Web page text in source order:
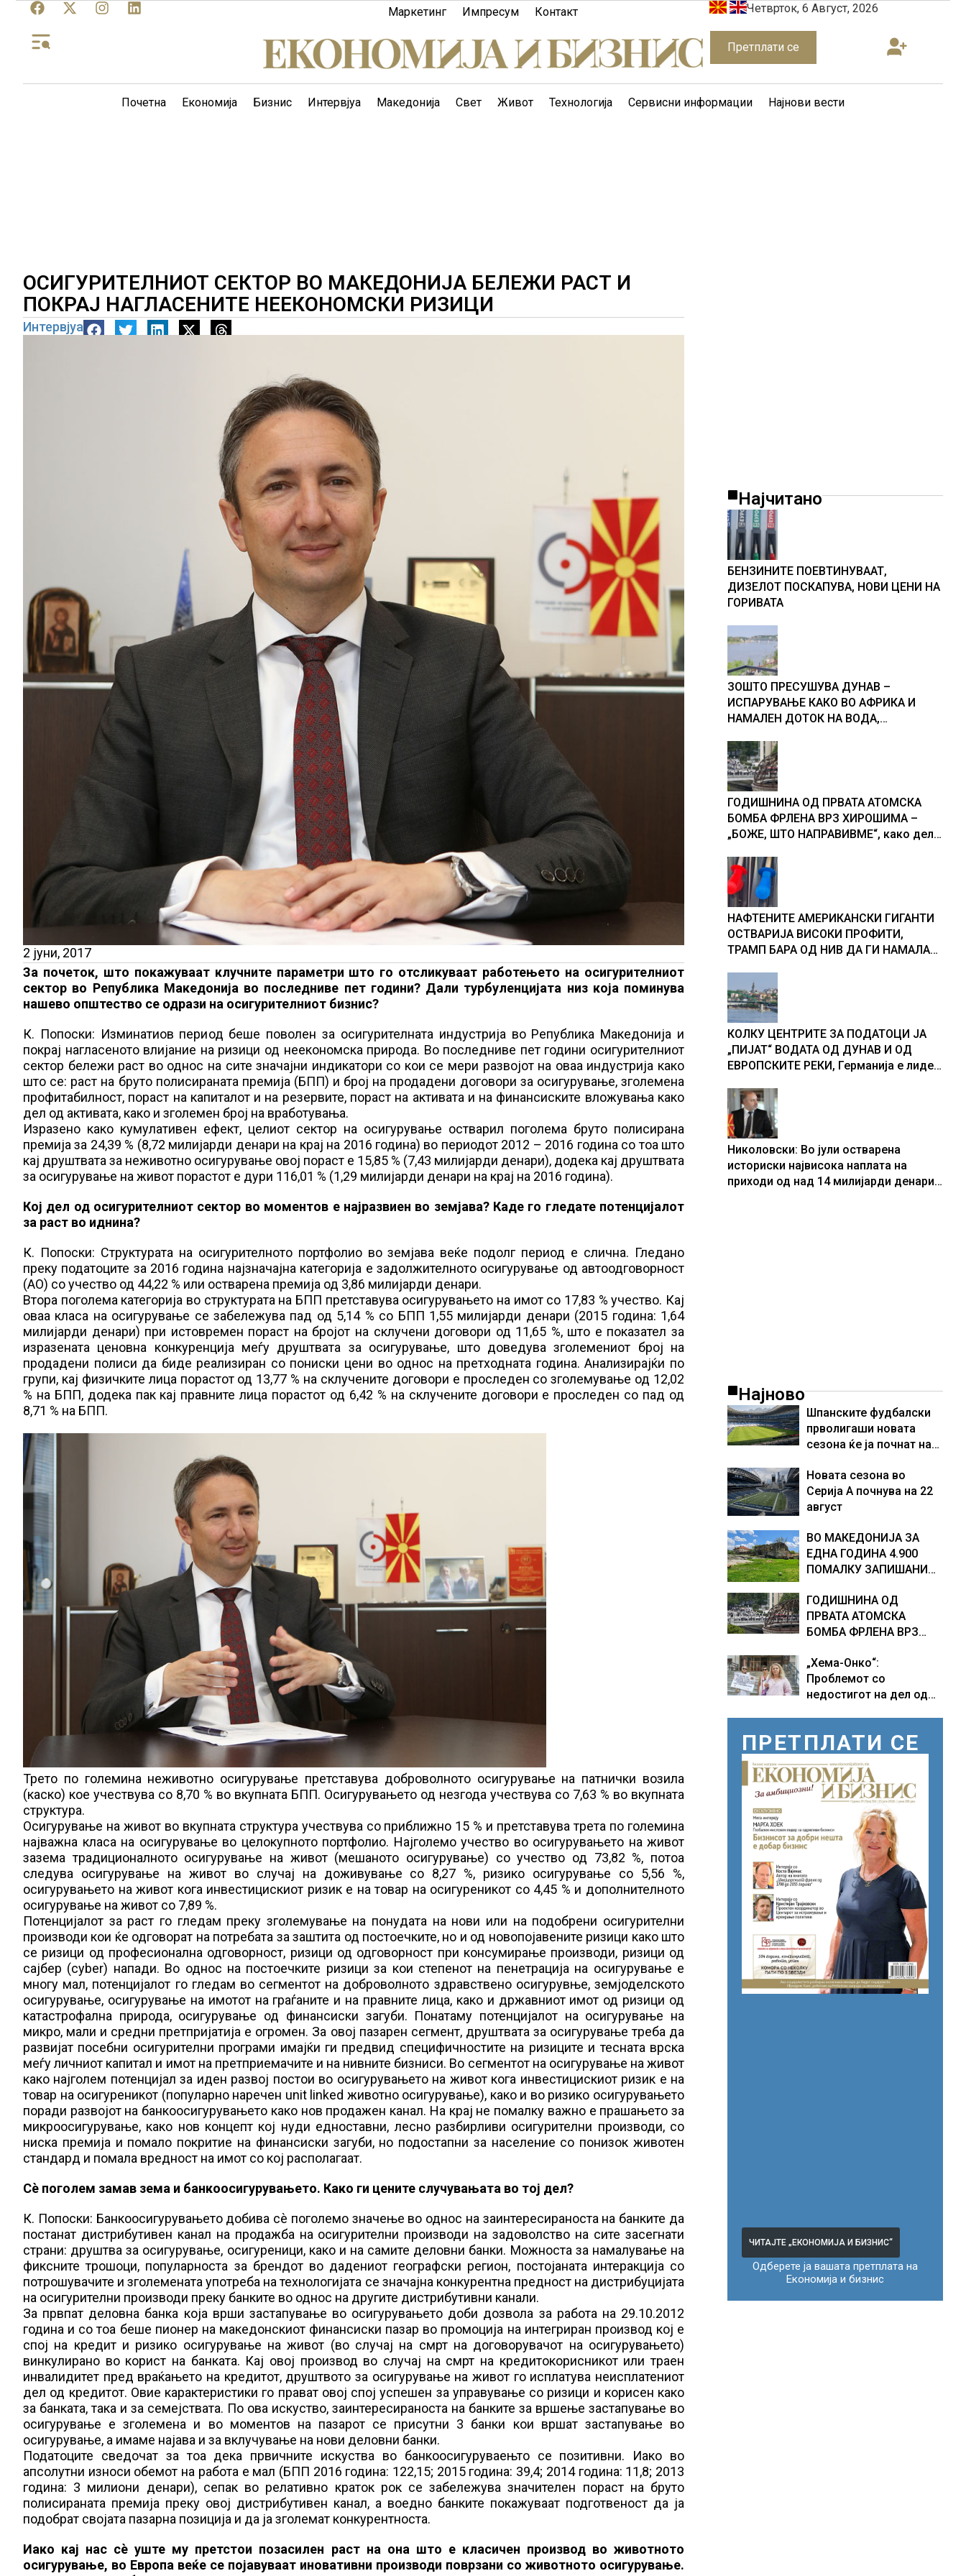
Маркетинг Импресум Контакт Четврток, 6 Август, 2026
Претплати се
Почетна Економија Бизнис Интервјуа Македонија Свет Живот Технологија Сервисни информации Најнови вести
ОСИГУРИТЕЛНИОТ СЕКТОР ВО МАКЕДОНИЈА БЕЛЕЖИ РАСТ И
ПОКРАЈ НАГЛАСЕНИТЕ НЕЕКОНОМСКИ РИЗИЦИ
Интервјуа
2 јуни, 2017
За почеток, што покажуваат клучните параметри што го отсликуваат работењето на осигурителниот
сектор во Република Македонија во последниве пет години? Дали турбуленцијата низ која поминува
нашево општество се одрази на осигурителниот бизнис?
К. Попоски: Изминатиов период беше поволен за осигурителната индустрија во Република Македонија и
покрај нагласеното влијание на ризици од неекономска природа. Во последниве пет години осигурителниот
сектор бележи раст во однос на сите значајни индикатори со кои се мери развојот на оваа индустрија како
што се: раст на бруто полисираната премија (БПП) и број на продадени договори за осигурување, зголемена
профитабилност, пораст на капиталот и на резервите, пораст на активата и на финансиските вложувања како
дел од активата, како и зголемен број на вработувања.
Изразено како кумулативен ефект, целиот сектор на осигурување остварил поголема бруто полисирана
премија за 24,39 % (8,72 милијарди денари на крај на 2016 година) во периодот 2012 – 2016 година со тоа што
кај друштвата за неживотно осигурување овој пораст е 15,85 % (7,43 милијарди денари), додека кај друштвата
за осигурување на живот порастот е дури 116,01 % (1,29 милијарди денари на крај на 2016 година).
Кој дел од осигурителниот сектор во моментов е најразвиен во земјава? Каде го гледате потенцијалот
за раст во иднина?
К. Попоски: Структурата на осигурителното портфолио во земјава веќе подолг период е слична. Гледано
преку податоците за 2016 година најзначајна категорија е задолжителното осигурување од автоодговорност
(АО) со учество од 44,22 % или остварена премија од 3,86 милијарди денари.
Втора поголема категорија во структурата на БПП претставува осигурувањето на имот со 17,83 % учество. Кај
оваа класа на осигурување се забележува пад од 5,14 % со БПП 1,55 милијарди денари (2015 година: 1,64
милијарди денари) при истовремен пораст на бројот на склучени договори од 11,65 %, што е показател за
изразената ценовна конкуренција меѓу друштвата за осигурување, што доведува зголемениот број на
продадени полиси да биде реализиран со пониски цени во однос на претходната година. Анализирајќи по
групи, кај физичките лица порастот од 13,77 % на склучените договори е проследен со зголемување од 12,02
% на БПП, додека пак кај правните лица порастот од 6,42 % на склучените договори е проследен со пад од
8,71 % на БПП.
Трето по големина неживотно осигурување претставува доброволното осигурување на патнички возила
(каско) кое учествува со 8,70 % во вкупната БПП. Осигурувањето од незгода учествува со 7,63 % во вкупната
структура.
Осигурување на живот во вкупната структура учествува со приближно 15 % и претставува трета по големина
најважна класа на осигурување во целокупното портфолио. Најголемо учество во осигурувањето на живот
зазема традиционалното осигурување на живот (мешаното осигурување) со учество од 73,82 %, потоа
следува осигурување на живот во случај на доживување со 8,27 %, ризико осигурување со 5,56 %,
осигурувањето на живот кога инвестицискиот ризик е на товар на осигуреникот со 4,45 % и дополнителното
осигурување на живот со 7,89 %.
Потенцијалот за раст го гледам преку зголемување на понудата на нови или на подобрени осигурителни
производи кои ќе одговорат на потребата за заштита од постоечките, но и од новопојавените ризици како што
се ризици од професионална одговорност, ризици од одговорност при консумирање производи, ризици од
сајбер (cyber) напади. Во однос на постоечките ризици за кои степенот на пенетрација на осигурување е
многу мал, потенцијалот го гледам во сегментот на доброволното здравствено осигурувње, земјоделското
осигурување, осигурување на имотот на граѓаните и на правните лица, како и државниот имот од ризици од
катастрофална природа, осигурување од финансиски загуби. Понатаму потенцијалот на осигурување на
микро, мали и средни претпријатија е огромен. За овој пазарен сегмент, друштвата за осигурување треба да
развијат посебни осигурителни програми имајќи ги предвид специфичностите на ризиците и тесната врска
меѓу личниот капитал и имот на претприемачите и на нивните бизниси. Во сегментот на осигурување на живот
како најголем потенцијал за иден развој постои во осигурувањето на живот кога инвестицискиот ризик е на
товар на осигуреникот (популарно наречен unit linked животно осигурување), како и во ризико осигурувањето
поради развојот на банкоосигурувањето како нов продажен канал. На крај не помалку важно е прашањето за
микроосигурување, како нов концепт кој нуди едноставни, лесно разбирливи осигурителни производи, со
ниска премија и помало покритие на финансиски загуби, но подостапни за население со понизок животен
стандард и помала вредност на имот со кој располагаат.
Сѐ поголем замав зема и банкоосигурувањето. Како ги цените случувањата во тој дел?
К. Попоски: Банкоосигурувањето добива сѐ поголемо значење во однос на заинтересираноста на банките да
постанат дистрибутивен канал на продажба на осигурителни производи на задоволство на сите засегнати
страни: друштва за осигурување, осигуреници, како и на самите деловни банки. Можноста за намалување на
фиксните трошоци, популарноста за брендот во дадениот географски регион, постојаната интеракција со
потрошувачите и зголемената употреба на технологијата се значајна конкурентна предност на дистрибуцијата
на осигурителни производи преку банките во однос на другите дистрибутивни канали.
За првпат деловна банка која врши застапување во осигурувањето доби дозвола за работа на 29.10.2012
година и со тоа беше пионер на македонскиот финансиски пазар во промоција на интегриран производ кој е
спој на кредит и ризико осигурување на живот (во случај на смрт на договорувачот на осигурувањето)
винкулирано во корист на банката. Кај овој производ во случај на смрт на кредитокорисникот или траен
инвалидитет пред враќањето на кредитот, друштвото за осигурување на живот го исплатува неисплатениот
дел од кредитот. Овие карактеристики го прават овој спој успешен за управување со ризици и корисен како
за банката, така и за семејствата. По ова искуство, заинтересираноста на банките за вршење застапување во
осигурување е зголемена и во моментов на пазарот се присутни 3 банки кои вршат застапување во
осигурување, а имаме најава и за вклучување на нови деловни банки.
Податоците сведочат за тоа дека првичните искуства во банкоосигуруваењто се позитивни. Иако во
апсолутни износи обемот на работа е мал (БПП 2016 година: 122,15; 2015 година: 39,4; 2014 година: 11,8; 2013
година: 3 милиони денари), сепак во релативно краток рок се забележува значителен пораст на бруто
полисираната премија преку овој дистрибутивен канал, а воедно банките покажуваат подготвеност да ја
подобрат својата пазарна позиција и да ја зголемат конкурентноста.
Иако кај нас сѐ уште му претстои позасилен раст на она што е класичен производ во животното
осигурување, во Европа веќе се појавуваат иновативни производи поврзани со животното осигурување.
Најчитано
БЕНЗИНИТЕ ПОЕВТИНУВААТ,
ДИЗЕЛОТ ПОСКАПУВА, НОВИ ЦЕНИ НА
ГОРИВАТА
ЗОШТО ПРЕСУШУВА ДУНАВ –
ИСПАРУВАЊЕ КАКО ВО АФРИКА И
НАМАЛЕН ДОТОК НА ВОДА,
Србија
ГОДИШНИНА ОД ПРВАТА АТОМСКА
БОМБА ФРЛЕНА ВРЗ ХИРОШИМА –
„БОЖЕ, ШТО НАПРАВИВМЕ“, како дел
учесниците во бомбардирањето го
доживуваа овој настан што го
промени текот на историјата
НАФТЕНИТЕ АМЕРИКАНСКИ ГИГАНТИ
ОСТВАРИЈА ВИСОКИ ПРОФИТИ,
ТРАМП БАРА ОД НИВ ДА ГИ НАМАЛАТ
КОЛКУ ЦЕНТРИТЕ ЗА ПОДАТОЦИ ЈА
„ПИЈАТ“ ВОДАТА ОД ДУНАВ И ОД
ЕВРОПСКИТЕ РЕКИ, Германија е лидер
центри за податоци
Николовски: Во јули остварена
историски највисока наплата на
приходи од над 14 милијарди денари
Најново
Шпанските фудбалски
прволигаши новата
сезона ќе ја почнат на
Новата сезона во
Серија А почнува на 22
август
ВО МАКЕДОНИЈА ЗА
ЕДНА ГОДИНА 4.900
ПОМАЛКУ ЗАПИШАНИ
ГОДИШНИНА ОД
ПРВАТА АТОМСКА
БОМБА ФРЛЕНА ВРЗ
ШТО НАПРАВИВМЕ“,
како дел од екипажот
во авионот „Енола Геј“ и
доживуваа овој настан
што го промени текот
на историјата
„Хема-Онко“:
Проблемот со
недостигот на дел од
во моментот е
надминат
ПРЕТПЛАТИ СЕ
ЧИТАЈТЕ „ЕКОНОМИЈА И БИЗНИС“
Одберете ја вашата претплата на
Економија и бизнис